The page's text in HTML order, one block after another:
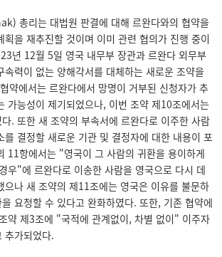
총리는 대법원 판결에 대해 르완다와의 협약을
획을 재추진할 것이며 이미 관련 협의가 진행 중이
년 12월 5일 영국 내무부 장관과 르완다 외무부
속력이 없는 양해각서를 대체하는 새로운 조약을
약에서는 르완다에서 망명이 거부된 신청자가 추
가능성이 제기되었으나, 이번 조약 제10조에서는
. 또한 새 조약의 부속서에 르완다로 이주한 사람
를 결정할 새로운 기관 및 결정자에 대한 내용이 포
11항에서는 "영국이 그 사람의 귀환을 용이하게
우"에 르완다로 이송한 사람을 영국으로 다시 데
으나 새 조약의 제11조에는 영국은 이유를 불문하
요청할 수 있다고 완화하였다. 또한, 기존 협약에
약 제3조에 "국적에 관계없이, 차별 없이" 이주자
추가되었다.